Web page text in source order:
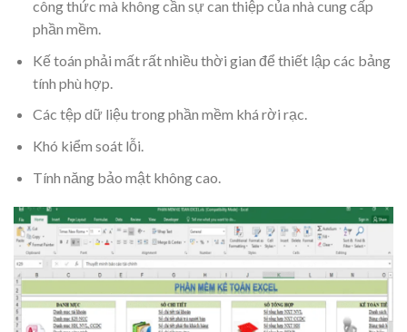
công thức mà không cần sự can thiệp của nhà cung cấp
phần mềm.
Kế toán phải mất rất nhiều thời gian để thiết lập các bảng
tính phù hợp.
Các tệp dữ liệu trong phần mềm khá rời rạc.
Khó kiểm soát lỗi.
Tính năng bảo mật không cao.